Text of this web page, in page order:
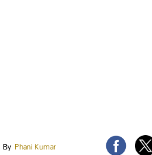
By Phani Kumar